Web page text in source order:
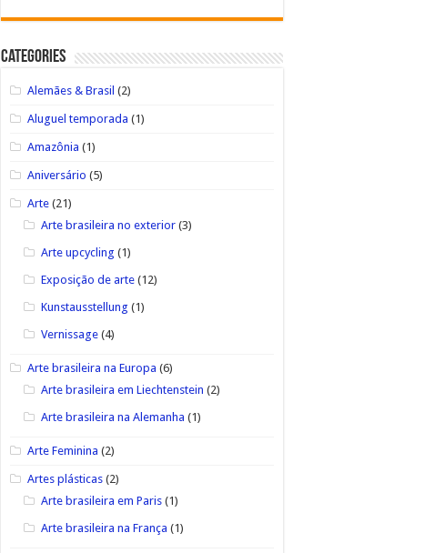
Categories
Alemães & Brasil (2)
Aluguel temporada (1)
Amazônia (1)
Aniversário (5)
Arte(21)
Arte brasileira no exterior(3)
Arte upcycling (1)
Exposição de arte(12)
Kunstausstellung (1)
Vernissage(4)
Arte brasileira na Europa (6)
Arte brasileira em Liechtenstein (2)
Arte brasileira na Alemanha (1)
Arte Feminina (2)
Artes plásticas(2)
Arte brasileira em Paris(1)
Arte brasileira na França (1)